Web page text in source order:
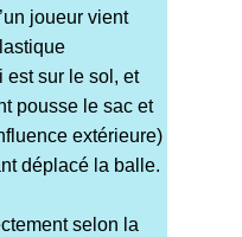
joueur vient
est sur le sol, et
pousse le sac et
extérieure)
déplacé la balle.
selon la